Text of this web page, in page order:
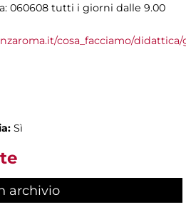
060608 tutti i giorni dalle 9.00
cosa_facciamo/didattica/
Sì
archivio